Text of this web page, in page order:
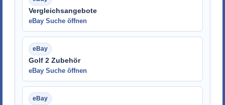
Vergleichsangebote
eBay Suche öffnen
Golf 2 Zubehör
eBay Suche öffnen